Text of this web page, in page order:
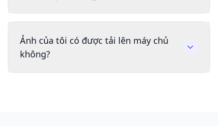
Ảnh của tôi có được tải lên máy chủ
không?